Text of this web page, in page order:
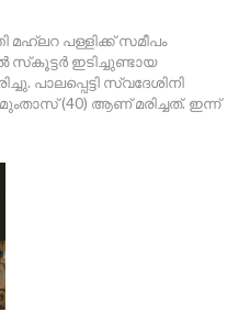
മഹ്ലറ പള്ളിക്ക് സമീപം
സ്‌കൂട്ടർ ഇടിച്ചുണ്ടായ
പാലപ്പെട്ടി സ്വദേശിനി
(40) ആണ് മരിച്ചത്. ഇന്ന്